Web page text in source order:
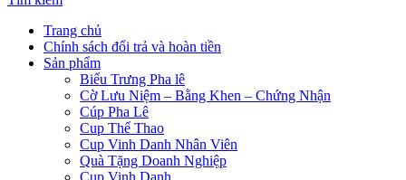
Trang chủ
Chính sách đổi trả và hoàn tiền
Sản phẩm
Biểu Trưng Pha lê
Cờ Lưu Niệm – Bằng Khen – Chứng Nhận
Cúp Pha Lê
Cup Thể Thao
Cup Vinh Danh Nhân Viên
Quà Tặng Doanh Nghiệp
Cup Vinh Danh